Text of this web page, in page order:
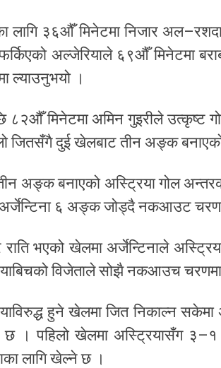
लागि ३६औँ मिनेटमा निजार
अल्जेरियाले ६९औँ मिनेटमा
ल्याउनुभयो ।
८२औँ मिनेटमा अमिन गुइरीले उत्कृष्ट
जितसँगै दुई खेलबाट तीन अङ्क
अङ्क बनाएको अस्ट्रिया गोल
अर्जेन्टिना ६ अङ्क जोड्दै नकआउट
राति भएको खेलमा अर्जेन्टिनाले
विजेताले सोझै नकआउच
हुने खेलमा जित निकाल्न सकेमा
छ । पहिलो खेलमा अस्ट्रियासँग ३–१
लागि खेल्ने छ ।